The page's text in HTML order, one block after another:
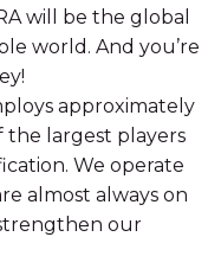
will be the global
world. And you’re
approximately
the largest players
We operate
almost always on
our